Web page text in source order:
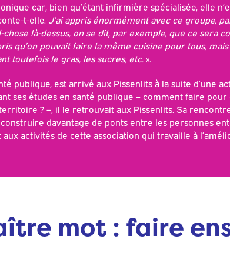
car, bien qu’étant infirmière spécialisée, elle
t-elle. J’ai appris énormément avec ce groupe,
là-dessus, on se dit, par exemple, que ce sera
qu’on pouvait faire la même cuisine pour tous,
toutefois le gras, les sucres, etc. ».
publique, est arrivé aux Pissenlits à la suite d’une
ses études en santé publique – comment faire
? –, il le retrouvait aux Pissenlits. Sa
davantage de ponts entre les personnes
activités de cette association qui travaille à
mot : faire